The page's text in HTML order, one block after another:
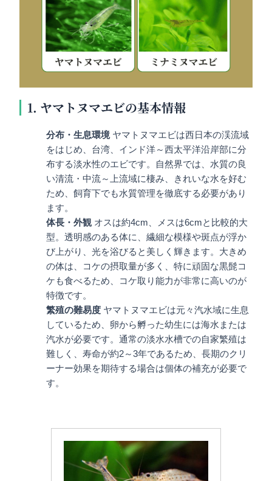
1. ヤマトヌマエビの基本情報
分布・生息環境ヤマトヌマエビは西日本の渓流域
をはじめ、台湾、インド洋～西太平洋沿岸部に分
布する淡水性のエビです。自然界では、水質の良
い清流・中流～上流域に棲み、きれいな水を好む
ため、飼育下でも水質管理を徹底する必要があり
ます。
体長・外観 オスは約4cm、メスは6cmと比較的大
型。透明感のある体に、繊細な模様や斑点が浮か
び上がり、光を浴びると美しく輝きます。大きめ
の体は、コケの摂取量が多く、特に頑固な黒髭コ
ケも食べるため、コケ取り能力が非常に高いのが
特徴です。
繁殖の難易度 ヤマトヌマエビは元々汽水域に生息
しているため、卵から孵った幼生には海水または
汽水が必要です。通常の淡水水槽での自家繁殖は
難しく、寿命が約2～3年であるため、長期のクリ
ーナー効果を期待する場合は個体の補充が必要で
す。